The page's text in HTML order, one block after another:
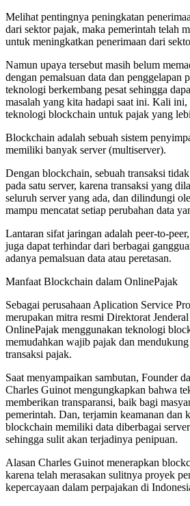
Melihat pentingnya peningkatan
dari sektor pajak, maka pemerintah telah
untuk meningkatkan penerimaan dari
Namun upaya tersebut masih belum
dengan pemalsuan data dan penggelapan
teknologi berkembang pesat sehingga
masalah yang kita hadapi saat ini. Kali ini,
teknologi blockchain untuk pajak yang
Blockchain adalah sebuah sistem
memiliki banyak server (multiserver).
Dengan blockchain, sebuah transaksi
pada satu server, karena transaksi yang
seluruh server yang ada, dan dilindungi
mampu mencatat setiap perubahan data
Lantaran sifat jaringan adalah peer-to-
juga dapat terhindar dari berbagai
adanya pemalsuan data atau peretasan.
Manfaat Blockchain dalam OnlinePajak
Sebagai perusahaan Aplication Service
merupakan mitra resmi Direktorat
OnlinePajak menggunakan teknologi
memudahkan wajib pajak dan
transaksi pajak.
Saat menyampaikan sambutan, Founder
Charles Guinot mengungkapkan bahwa
memberikan transparansi, baik bagi
pemerintah. Dan, terjamin keamanan dan
blockchain memiliki data diberbagai
sehingga sulit akan terjadinya penipuan.
Alasan Charles Guinot menerapkan
karena telah merasakan sulitnya proyek
kepercayaan dalam perpajakan di